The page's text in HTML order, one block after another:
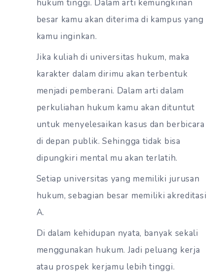
hukum tinggi. Dalam arti kemungkinan
besar kamu akan diterima di kampus yang
kamu inginkan.
Jika kuliah di universitas hukum, maka
karakter dalam dirimu akan terbentuk
menjadi pemberani. Dalam arti dalam
perkuliahan hukum kamu akan dituntut
untuk menyelesaikan kasus dan berbicara
di depan publik. Sehingga tidak bisa
dipungkiri mental mu akan terlatih.
Setiap universitas yang memiliki jurusan
hukum, sebagian besar memiliki akreditasi
A.
Di dalam kehidupan nyata, banyak sekali
menggunakan hukum. Jadi peluang kerja
atau prospek kerjamu lebih tinggi.